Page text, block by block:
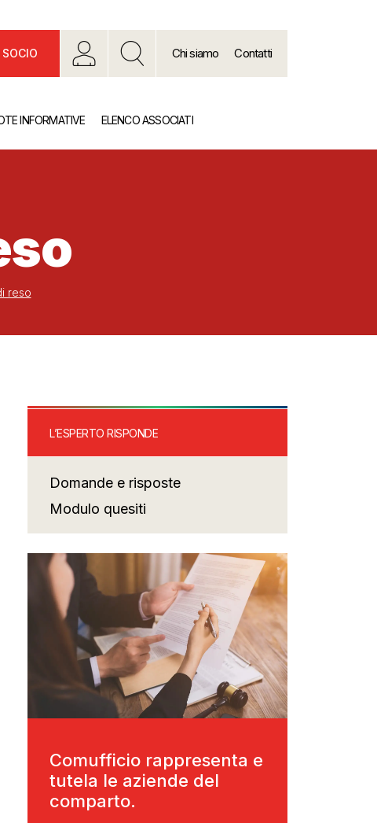
Chi siamo Contatti
INFORMATIVE ELENCO ASSOCIATI
reso
L’ESPERTO RISPONDE
Domande e risposte
Modulo quesiti
Comufficio rappresenta e
tutela le aziende del
comparto.